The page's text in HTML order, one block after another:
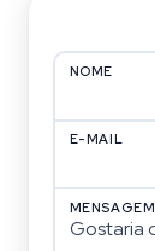
NOME
E-MAIL
MENSAGEM